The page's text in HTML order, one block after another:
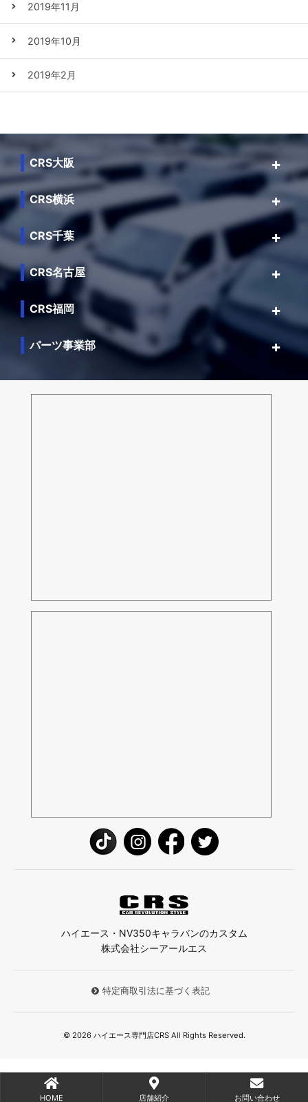
2019年11月
2019年10月
2019年2月
CRS大阪
CRS横浜
CRS千葉
CRS名古屋
CRS福岡
パーツ事業部
ハイエース・NV350キャラバンのカスタム
株式会社シーアールエス
特定商取引法に基づく表記
© 2026 ハイエース専門店CRS All Rights Reserved.
HOME 店舗紹介 お問い合わせ